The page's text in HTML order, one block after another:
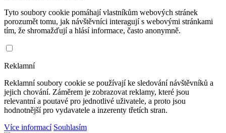
Tyto soubory cookie pomáhají vlastníkům webových stránek
porozumět tomu, jak návštěvníci interagují s webovými stránkami
tím, že shromažďují a hlásí informace, často anonymně.
Reklamní
Reklamní soubory cookie se používají ke sledování návštěvníků a
jejich chování. Záměrem je zobrazovat reklamy, které jsou
relevantní a poutavé pro jednotlivé uživatele, a proto jsou
hodnotnější pro vydavatele a inzerenty třetích stran.
Více informací Souhlasím